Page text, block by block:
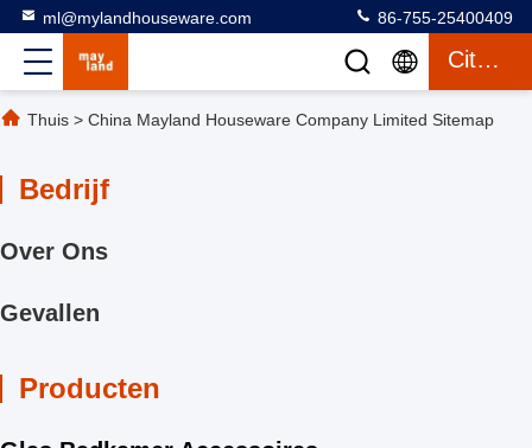
ml@mylandhouseware.com 86-755-25400409
Citaat
Thuis > China Mayland Houseware Company Limited Sitemap
Bedrijf
Over Ons
Gevallen
Producten